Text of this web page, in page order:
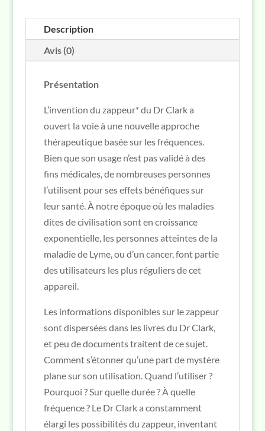
Description
Avis (0)
Présentation
L’invention du zappeur* du Dr Clark a
ouvert la voie à une nouvelle approche
thérapeutique basée sur les fréquences.
Bien que son usage n’est pas validé à des
fins médicales, de nombreuses personnes
l’utilisent pour ses effets bénéfiques sur
leur santé. À notre époque où les maladies
dites de civilisation sont en croissance
exponentielle, les personnes atteintes de la
maladie de Lyme, ou d’un cancer, font partie
des utilisateurs les plus réguliers de cet
appareil.
Les informations disponibles sur le zappeur
sont dispersées dans les livres du Dr Clark,
et peu de documents traitent de ce sujet.
Comment s’étonner qu’une part de mystère
plane sur son utilisation. Quand l’utiliser ?
Pourquoi ? Sur quelle durée ? À quelle
fréquence ? Le Dr Clark a constamment
élargi les possibilités du zappeur, inventant